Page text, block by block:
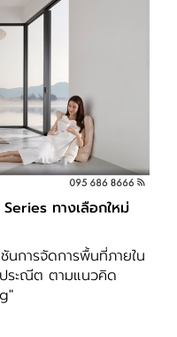
ทางเลือกใหม่
นการจัดการพื้นที่ภายใน
ระณีต ตามแนวคิด